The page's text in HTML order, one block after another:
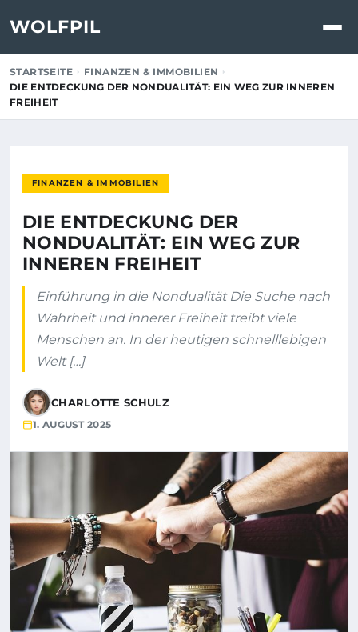
WOLFPIL
STARTSEITE
FINANZEN & IMMOBILIEN
DIE ENTDECKUNG DER NONDUALITÄT: EIN WEG ZUR INNEREN
FREIHEIT
FINANZEN & IMMOBILIEN
DIE ENTDECKUNG DER
NONDUALITÄT: EIN WEG ZUR
INNEREN FREIHEIT
Einführung in die Nondualität Die Suche nach
Wahrheit und innerer Freiheit treibt viele
Menschen an. In der heutigen schnelllebigen
Welt […]
CHARLOTTE SCHULZ
1. AUGUST 2025